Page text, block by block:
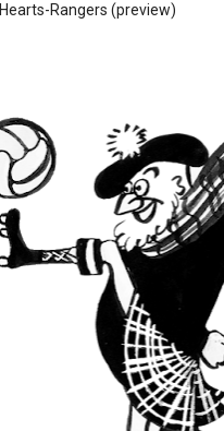
Hearts-Rangers (preview)